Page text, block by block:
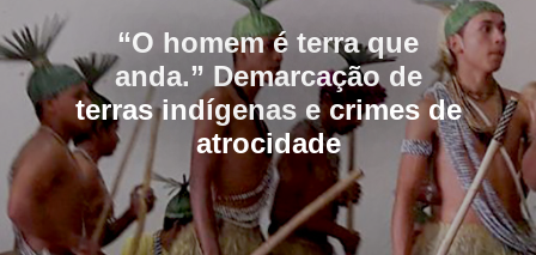
“O homem é terra que
anda.” Demarcação de
terras indígenas e crimes de
atrocidade